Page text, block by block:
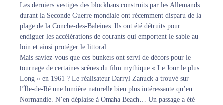
Les derniers vestiges des blockhaus construits par les Allemands
durant la Seconde Guerre mondiale ont récemment disparu de la
plage de la Conche-des-Baleines. Ils ont été détruits pour
endiguer les accélérations de courants qui emportent le sable au
loin et ainsi protéger le littoral.
Mais saviez-vous que ces bunkers ont servi de décors pour le
tournage de certaines scènes du film mythique « Le Jour le plus
Long » en 1961 ? Le réalisateur Darryl Zanuck a trouvé sur
l’Île-de-Ré une lumière naturelle bien plus intéressante qu’en
Normandie. N’en déplaise à Omaha Beach… Un passage a été